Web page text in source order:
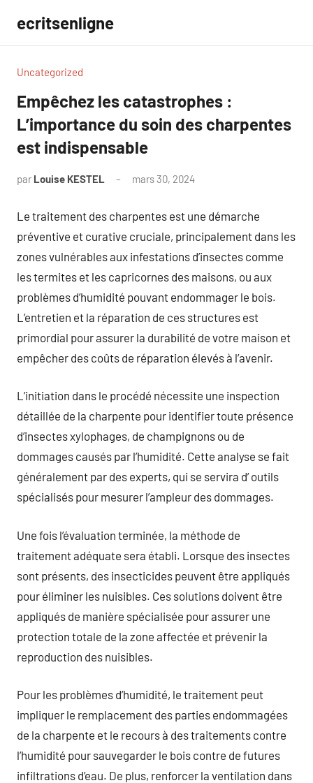
contenu
ecritsenligne
Uncategorized
Empêchez les catastrophes :
L’importance du soin des charpentes
est indispensable
par Louise KESTEL mars 30, 2024
Le traitement des charpentes est une démarche
préventive et curative cruciale, principalement dans les
zones vulnérables aux infestations d’insectes comme
les termites et les capricornes des maisons, ou aux
problèmes d’humidité pouvant endommager le bois.
L’entretien et la réparation de ces structures est
primordial pour assurer la durabilité de votre maison et
empêcher des coûts de réparation élevés à l’avenir.
L’initiation dans le procédé nécessite une inspection
détaillée de la charpente pour identifier toute présence
d’insectes xylophages, de champignons ou de
dommages causés par l’humidité. Cette analyse se fait
généralement par des experts, qui se servira d’ outils
spécialisés pour mesurer l’ampleur des dommages.
Une fois l’évaluation terminée, la méthode de
traitement adéquate sera établi. Lorsque des insectes
sont présents, des insecticides peuvent être appliqués
pour éliminer les nuisibles. Ces solutions doivent être
appliqués de manière spécialisée pour assurer une
protection totale de la zone affectée et prévenir la
reproduction des nuisibles.
Pour les problèmes d’humidité, le traitement peut
impliquer le remplacement des parties endommagées
de la charpente et le recours à des traitements contre
l’humidité pour sauvegarder le bois contre de futures
infiltrations d’eau. De plus, renforcer la ventilation dans